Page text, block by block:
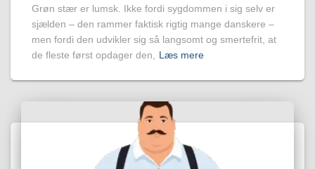
Grøn stær er lumsk. Ikke fordi sygdommen i sig selv er
sjælden – den rammer faktisk rigtig mange danskere –
men fordi den udvikler sig så langsomt og smertefrit, at
de fleste først opdager den,
Læs mere